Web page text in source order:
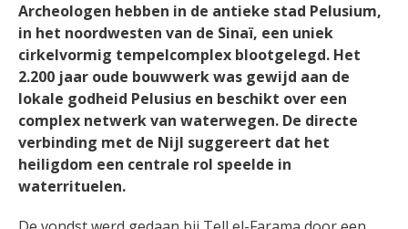
Archeologen hebben in de antieke stad Pelusium,
in het noordwesten van de Sinaï, een uniek
cirkelvormig tempelcomplex blootgelegd. Het
2.200 jaar oude bouwwerk was gewijd aan de
lokale godheid Pelusius en beschikt over een
complex netwerk van waterwegen. De directe
verbinding met de Nijl suggereert dat het
heiligdom een centrale rol speelde in
waterrituelen.